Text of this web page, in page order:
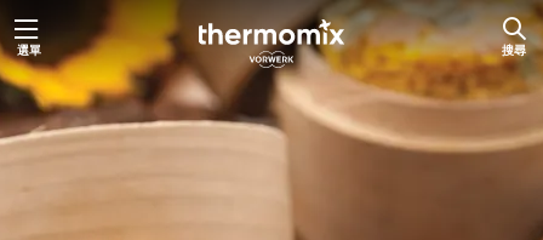
跳
至
主
要
內
容
選單 搜尋